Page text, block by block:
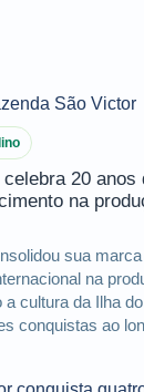
20 anos
na
sua
na
cultura da Ilha
conquistas ao